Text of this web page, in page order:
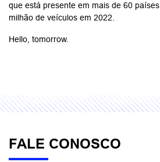
que está presente em mais de 60
milhão de veículos em 2022.
Hello, tomorrow.
FALE CONOSCO